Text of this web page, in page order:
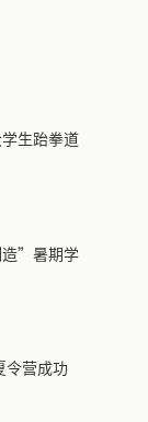
生跆拳道
造”暑期学
令营成功